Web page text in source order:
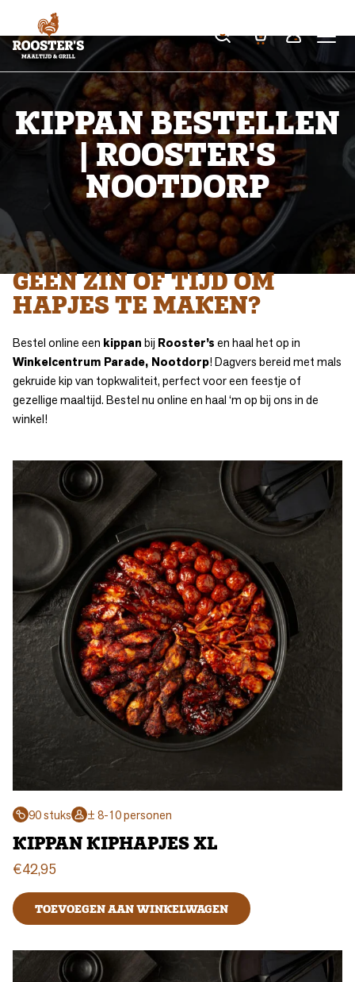
KIPPAN BESTELLEN
| ROOSTER'S
NOOTDORP
GEEN ZIN OF TIJD OM
HAPJES TE MAKEN?
Bestel online een kippan bij Rooster’s en haal het op in
Winkelcentrum Parade, Nootdorp! Dagvers bereid met mals
gekruide kip van topkwaliteit, perfect voor een feestje of
gezellige maaltijd. Bestel nu online en haal ‘m op bij ons in de
winkel!
90 stuks ± 8-10 personen
KIPPAN KIPHAPJES XL
€42,95
TOEVOEGEN AAN WINKELWAGEN